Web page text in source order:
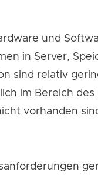
und
in Server,
sind relativ
im Bereich
vorhanden